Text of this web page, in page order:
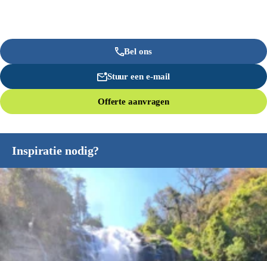
Bel ons
Stuur een e-mail
Offerte aanvragen
Inspiratie nodig?